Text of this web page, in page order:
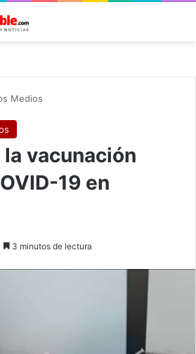
Medios
vacunación
19 en
3 minutos de lectura